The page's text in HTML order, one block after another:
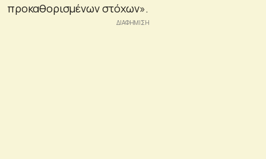
προκαθορισμένων στόχων».